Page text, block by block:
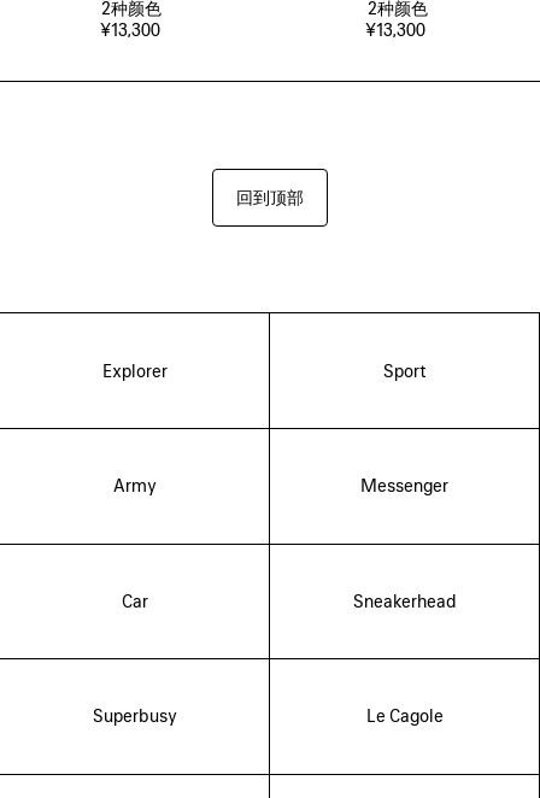
2种颜色
¥13,300
2种颜色
¥13,300
回到顶部
Explorer Sport
Army Messenger
Car Sneakerhead
Superbusy Le Cagole